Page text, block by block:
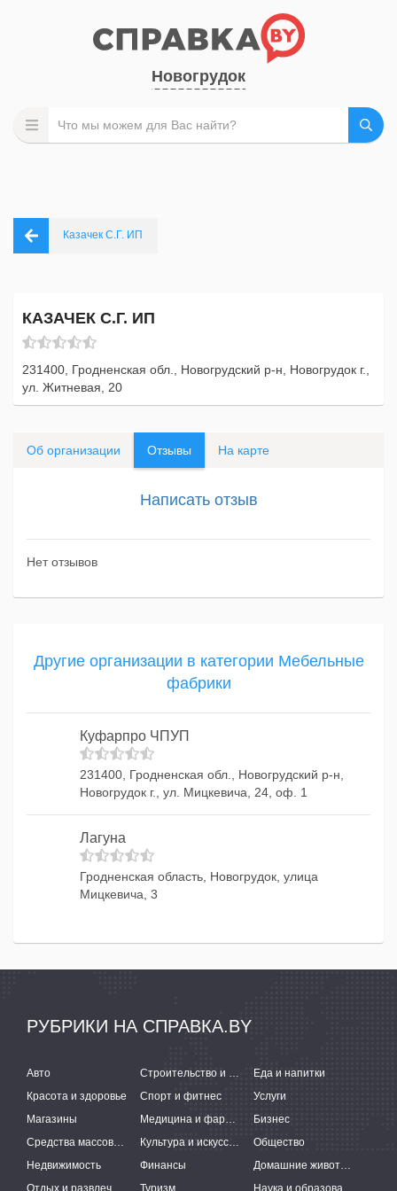
Новогрудок
Казачек С.Г. ИП
КАЗАЧЕК С.Г. ИП
231400, Гродненская обл., Новогрудский р-н, Новогрудок г.,
ул. Житневая, 20
Об организации Отзывы На карте
Написать отзыв
Нет отзывов
Другие организации в категории Мебельные
фабрики
Куфарпро ЧПУП
231400, Гродненская обл., Новогрудский р-н,
Новогрудок г., ул. Мицкевича, 24, оф. 1
Лагуна
Гродненская область, Новогрудок, улица
Мицкевича, 3
РУБРИКИ НА СПРАВКА.BY
Авто Строительство и ремонт
Еда и напитки
Красота и здоровье
Спорт и фитнес
Услуги
Магазины
Медицина и фармацевтика
Бизнес
Средства массовой информации
Культура и искусство
Общество
Недвижимость
Финансы
Домашние животные
Туризм